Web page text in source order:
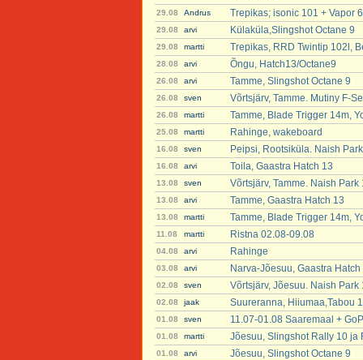
29.08 Andrus Trepikas; isonic 101 + Vapor
29.08 arvi Külaküla,Slingshot Octane 9
29.08 martti Trepikas, RRD Twintip 102l,
28.08 arvi Õngu, Hatch13/Octane9
26.08 arvi Tamme, Slingshot Octane 9
26.08 sven Võrtsjärv, Tamme. Mutiny F-
26.08 martti Tamme, Blade Trigger 14m,
25.08 martti Rahinge, wakeboard
16.08 sven Peipsi, Rootsiküla. Naish
16.08 arvi Toila, Gaastra Hatch 13
13.08 sven Võrtsjärv, Tamme. Naish Park
13.08 arvi Tamme, Gaastra Hatch 13
13.08 martti Tamme, Blade Trigger 14m,
11.08 martti Ristna 02.08-09.08
04.08 arvi Rahinge
03.08 arvi Narva-Jõesuu, Gaastra Hatch
02.08 sven Võrtsjärv, Jõesuu. Naish Park
02.08 jaak Suureranna, Hiiumaa,Tabou
01.08 sven 11.07-01.08 Saaremaal +
01.08 martti Jõesuu, Slingshot Rally 10 ja
01.08 arvi Jõesuu, Slingshot Octane 9